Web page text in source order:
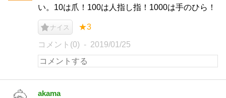
い。10は爪！100は人指し指！1000は手のひら！
ナイス ★3
コメント(0) 2019/01/25
akama